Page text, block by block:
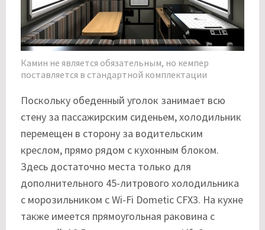
Камин не является обязательным, но кемпер
поставляется в стандартной комплектации
Поскольку обеденный уголок занимает всю
стену за пассажирским сиденьем, холодильник
перемещен в сторону за водительским
креслом, прямо рядом с кухонным блоком.
Здесь достаточно места только для
дополнительного 45-литрового холодильника
с морозильником с Wi-Fi Dometic CFX3. На кухне
также имеется прямоугольная раковина с